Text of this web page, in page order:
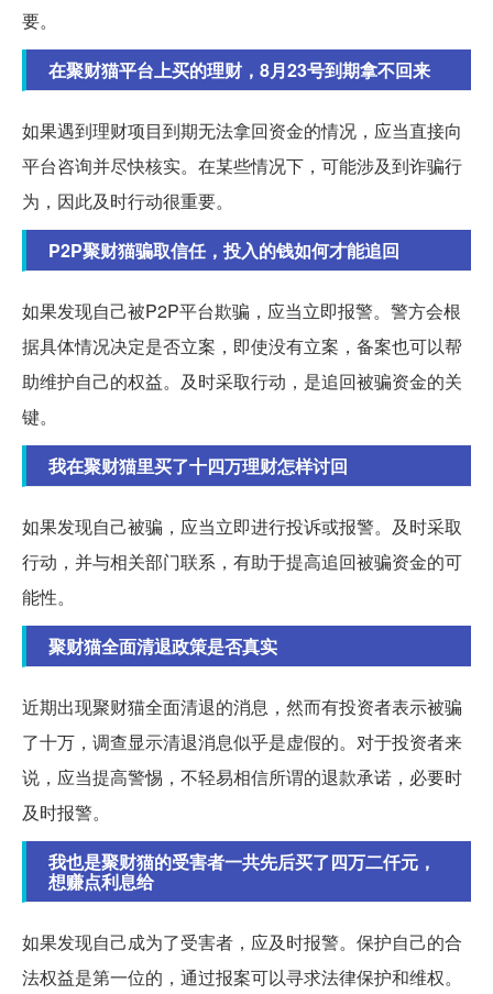
要。
在聚财猫平台上买的理财，8月23号到期拿不回来
如果遇到理财项目到期无法拿回资金的情况，应当直接向
平台咨询并尽快核实。在某些情况下，可能涉及到诈骗行
为，因此及时行动很重要。
P2P聚财猫骗取信任，投入的钱如何才能追回
如果发现自己被P2P平台欺骗，应当立即报警。警方会根
据具体情况决定是否立案，即使没有立案，备案也可以帮
助维护自己的权益。及时采取行动，是追回被骗资金的关
键。
我在聚财猫里买了十四万理财怎样讨回
如果发现自己被骗，应当立即进行投诉或报警。及时采取
行动，并与相关部门联系，有助于提高追回被骗资金的可
能性。
聚财猫全面清退政策是否真实
近期出现聚财猫全面清退的消息，然而有投资者表示被骗
了十万，调查显示清退消息似乎是虚假的。对于投资者来
说，应当提高警惕，不轻易相信所谓的退款承诺，必要时
及时报警。
我也是聚财猫的受害者一共先后买了四万二仟元，
想赚点利息给
如果发现自己成为了受害者，应及时报警。保护自己的合
法权益是第一位的，通过报案可以寻求法律保护和维权。